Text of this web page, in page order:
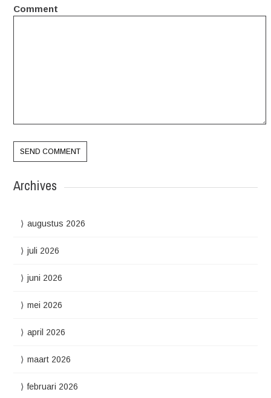
Comment
Archives
augustus 2026
juli 2026
juni 2026
mei 2026
april 2026
maart 2026
februari 2026